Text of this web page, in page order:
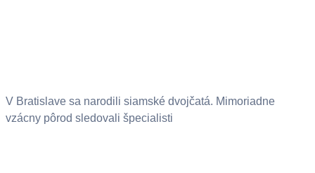
V Bratislave sa narodili siamské dvojčatá. Mimoriadne
vzácny pôrod sledovali špecialisti